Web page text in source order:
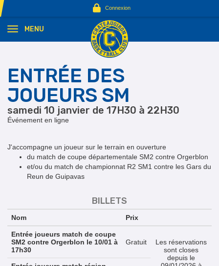
Connexion
MENU
ENTRÉE DES
JOUEURS SM
samedi 10 janvier de 17H30 à 22H30
Événement en ligne
J'accompagne un joueur sur le terrain en ouverture
du match de coupe départementale SM2 contre Orgerblon
et/ou du match de championnat R2 SM1 contre les Gars du
Reun de Guipavas
BILLETS
Nom Prix
Entrée joueurs match de coupe
SM2 contre Orgerblon le 10/01 à
17h30
Gratuit
Les réservations
sont closes
depuis le
Panneau de gestion des cookies